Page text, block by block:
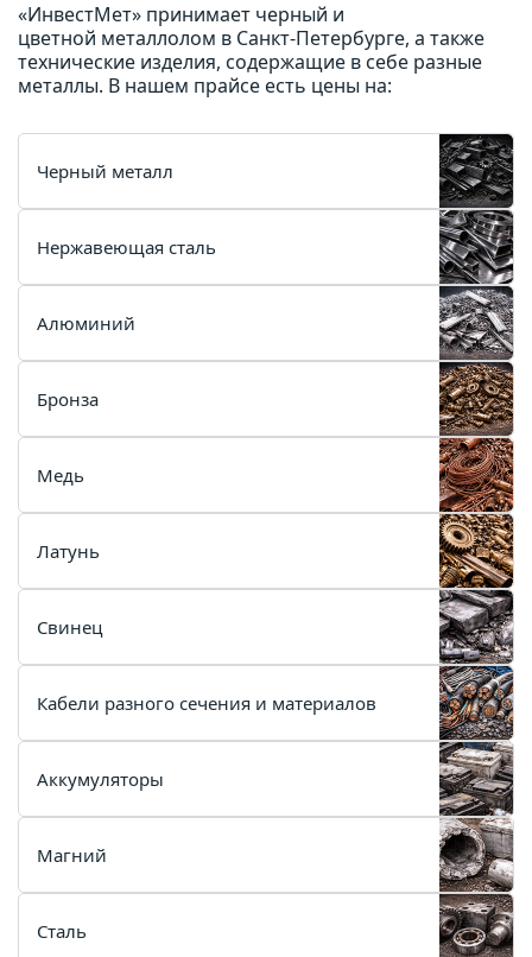
«ИнвестМет» принимает черный и
цветной металлолом в Санкт-Петербурге, а также
технические изделия, содержащие в себе разные
металлы. В нашем прайсе есть цены на:
Черный металл
Нержавеющая сталь
Алюминий
Бронза
Медь
Латунь
Свинец
Кабели разного сечения и материалов
Аккумуляторы
Магний
Сталь